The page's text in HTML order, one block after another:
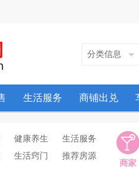
分类信息
生活服务 商铺出兑
健康养生
生活服务
生活窍门 推荐房源
商家